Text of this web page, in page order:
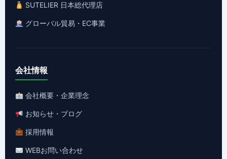
SUTELIER 日本総代理店
グローバル貿易・EC事業
会社情報
会社概要・企業理念
お知らせ・ブログ
採用情報
WEBお問い合わせ